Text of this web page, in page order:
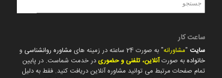
ساعت کار
سایت"مشاورانه" به صورت 24 ساعته در زمینه های مشاوره روانشناسی و
خانوادهبه صورتآنلاین، تلفنی و حضوریدر خدمت شماست. در پایین
تمام صفحات مرتبط می توانید مشاوره آنلاین دریافت کنید. فقط به دلیل